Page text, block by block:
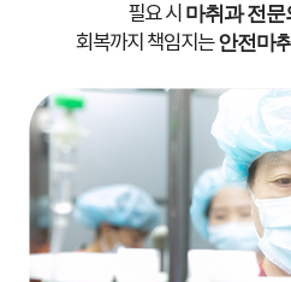
필요 시 마취과 전문
회복까지 책임지는안전마